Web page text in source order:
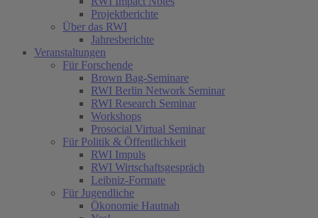
Projektberichte
Über das RWI
Jahresberichte
Veranstaltungen
Für Forschende
Brown Bag-Seminare
RWI Berlin Network Seminar
RWI Research Seminar
Workshops
Prosocial Virtual Seminar
Für Politik & Öffentlichkeit
RWI Impuls
RWI Wirtschaftsgespräch
Leibniz-Formate
Für Jugendliche
Ökonomie Hautnah